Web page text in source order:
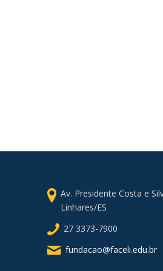
Av. Presidente Costa e
Linhares/ES
27 3373-7900
fundacao@faceli.edu.br